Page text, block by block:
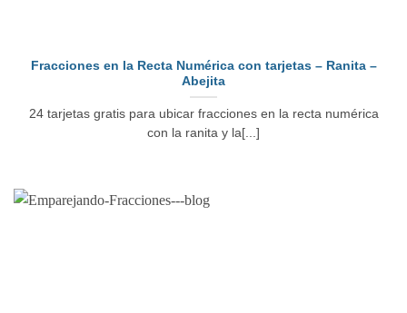
Fracciones en la Recta Numérica con tarjetas – Ranita –
Abejita
24 tarjetas gratis para ubicar fracciones en la recta numérica
con la ranita y la[...]